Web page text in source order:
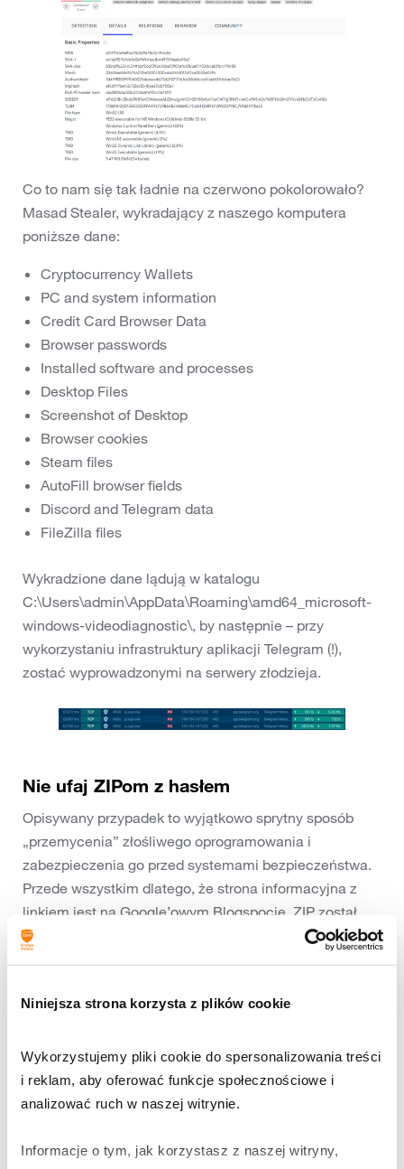
Niniejsza strona korzysta z plików cookie
Wykorzystujemy pliki cookie do spersonalizowania treści
i reklam, aby oferować funkcje społecznościowe i
analizować ruch w naszej witrynie.
Informacje o tym, jak korzystasz z naszej witryny,
Co to nam się tak ładnie na czerwono pokolorowało?
Masad Stealer, wykradający z naszego komputera
poniższe dane:
Cryptocurrency Wallets
PC and system information
Credit Card Browser Data
Browser passwords
Installed software and processes
Desktop Files
Screenshot of Desktop
Browser cookies
Steam files
AutoFill browser fields
Discord and Telegram data
FileZilla files
Wykradzione dane lądują w katalogu
C:\Users\admin\AppData\Roaming\amd64_microsoft-
windows-videodiagnostic\, by następnie – przy
wykorzystaniu infrastruktury aplikacji Telegram (!),
zostać wyprowadzonymi na serwery złodzieja.
Nie ufaj ZIPom z hasłem
Opisywany przypadek to wyjątkowo sprytny sposób
„przemycenia” złośliwego oprogramowania i
zabezpieczenia go przed systemami bezpieczeństwa.
Przede wszystkim dlatego, że strona informacyjna z
linkiem jest na Google’owym Blogspocie, ZIP został
umieszczony na chmurowym dysku Google
efekcie nie ma możliwości zablokowania aktywności
poziomów, wiązałoby się to bowiem z ryzykiem
uniemożliwienia dostępu do legalnych
witryn/aktywności w opisywanych serwisach.
przemyślenie każdej aktywności, związanej z instalacją